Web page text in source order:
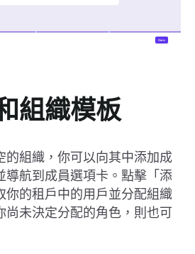
組織模板
的組織，你可以向其中添加成
導航到成員選項卡。點擊「添
你的租戶中的用戶並分配組織
尚未決定分配的角色，則也可